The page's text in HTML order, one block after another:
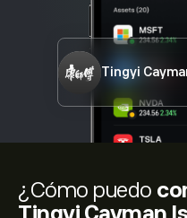
¿Cómo puedo
Tingyi Cayman